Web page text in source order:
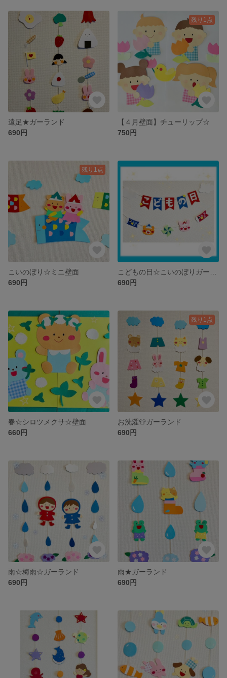
遠足★ガーランド
690円
残り1点
【４月壁面】チューリップ☆
750円
残り1点
こいのぼり☆ミニ壁面
690円
690円
春☆シロツメクサ☆壁面
660円
残り1点
お洗濯👕ガーランド
690円
雨☆梅雨☆ガーランド
690円
雨★ガーランド
690円